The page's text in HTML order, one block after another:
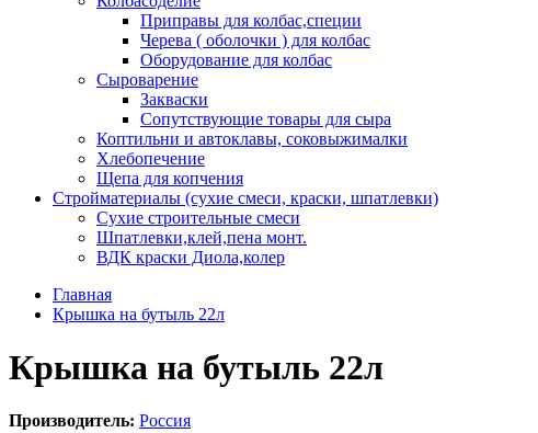
Приправы для колбас,специи
Черева ( оболочки ) для колбас
Оборудование для колбас
Сыроварение
Закваски
Сопутствующие товары для сыра
Коптильни и автоклавы, соковыжималки
Хлебопечение
Щепа для копчения
Стройматериалы (сухие смеси, краски, шпатлевки)
Сухие строительные смеси
Шпатлевки,клей,пена монт.
ВДК краски Диола,колер
Главная
Крышка на бутыль 22л
Крышка на бутыль 22л
Производитель: Россия